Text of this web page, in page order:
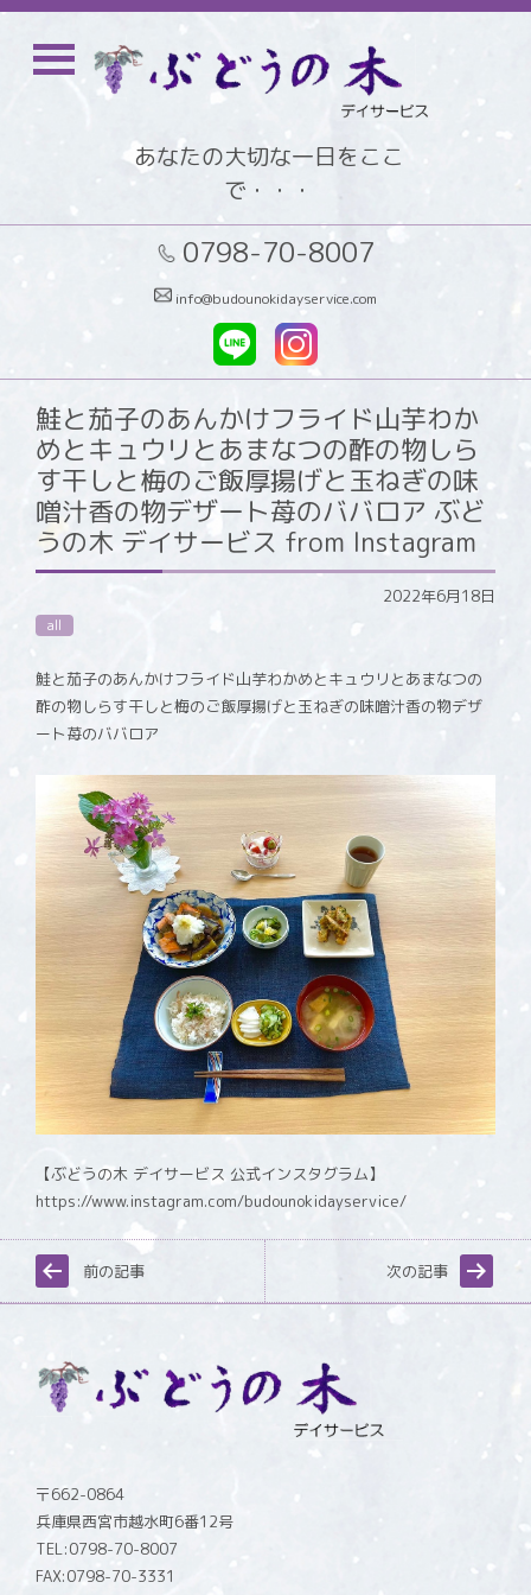
あなたの大切な一日をここ
で・・・
0798-70-8007
info@budounokidayservice.com
鮭と茄子のあんかけフライド山芋わか
めとキュウリとあまなつの酢の物しら
す干しと梅のご飯厚揚げと玉ねぎの味
噌汁香の物デザート苺のババロア ぶど
うの木 デイサービス from Instagram
2022年6月18日
all
鮭と茄子のあんかけフライド山芋わかめとキュウリとあまなつの
酢の物しらす干しと梅のご飯厚揚げと玉ねぎの味噌汁香の物デザ
ート苺のババロア
【ぶどうの木 デイサービス 公式インスタグラム】
https://www.instagram.com/budounokidayservice/
前の記事 次の記事
〒662-0864
兵庫県西宮市越水町6番12号
TEL:0798-70-8007
FAX:0798-70-3331